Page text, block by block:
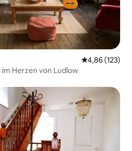
4,86 (123)
Herzen von Ludlow